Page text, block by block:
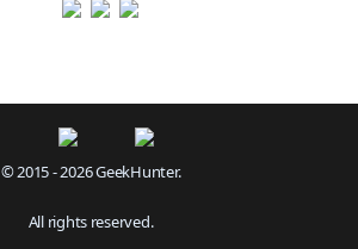
© 2015 - 2026 GeekHunter.
All rights reserved.